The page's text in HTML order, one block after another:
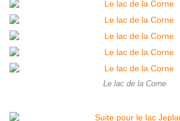
Le lac de la Corne